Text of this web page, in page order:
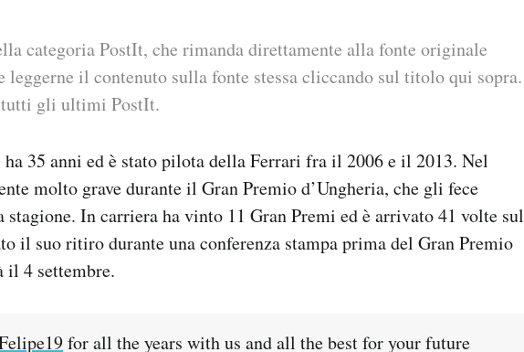
categoria PostIt, che rimanda direttamente alla fonte originale
leggerne il contenuto sulla fonte stessa cliccando sul titolo qui sopra.
tutti gli ultimi PostIt.
35 anni ed è stato pilota della Ferrari fra il 2006 e il 2013. Nel
molto grave durante il Gran Premio d’Ungheria, che gli fece
stagione. In carriera ha vinto 11 Gran Premi ed è arrivato 41 volte sul
il suo ritiro durante una conferenza stampa prima del Gran Premio
il 4 settembre.
for all the years with us and all the best for your future